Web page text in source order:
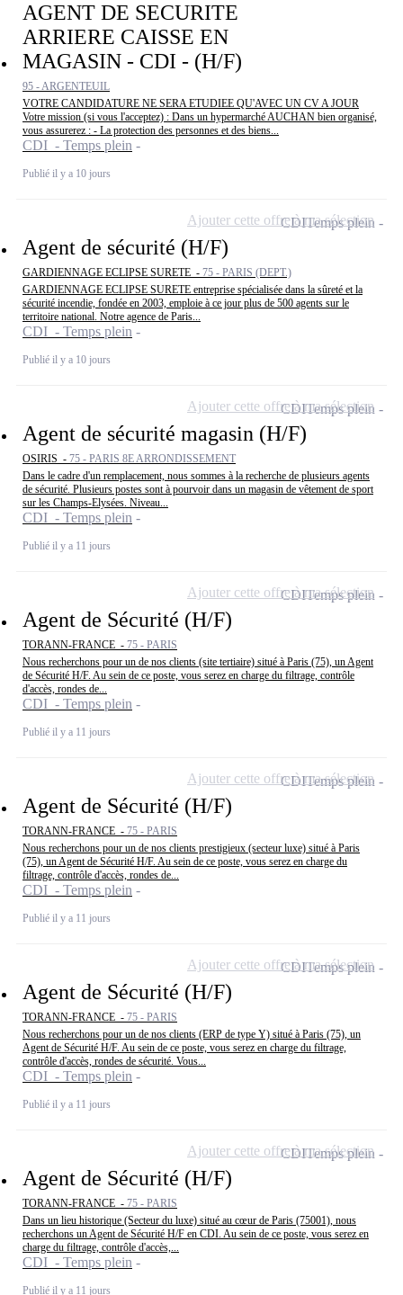
AGENT DE SECURITE
ARRIERE CAISSE EN
MAGASIN - CDI - (H/F)
95 - ARGENTEUIL
VOTRE CANDIDATURE NE SERA ETUDIEE QU'AVEC UN CV A JOUR
Votre mission (si vous l'acceptez) : Dans un hypermarché AUCHAN bien organisé,
vous assurerez : - La protection des personnes et des biens...
CDI - Temps plein
Publié il y a 10 jours
Agent de sécurité (H/F)
GARDIENNAGE ECLIPSE SURETE - 75 - PARIS (DEPT.)
GARDIENNAGE ECLIPSE SURETE entreprise spécialisée dans la sûreté et la
sécurité incendie, fondée en 2003, emploie à ce jour plus de 500 agents sur le
territoire national. Notre agence de Paris...
CDI - Temps plein
Publié il y a 10 jours
CDITemps plein
Ajouter cette offre à ma sélection
Agent de sécurité magasin (H/F)
OSIRIS - 75 - PARIS 8E ARRONDISSEMENT
Dans le cadre d'un remplacement, nous sommes à la recherche de plusieurs agents
de sécurité. Plusieurs postes sont à pourvoir dans un magasin de vêtement de sport
sur les Champs-Elysées. Niveau...
CDI - Temps plein
Publié il y a 11 jours
CDITemps plein
Ajouter cette offre à ma sélection
Agent de Sécurité (H/F)
TORANN-FRANCE - 75 - PARIS
Nous recherchons pour un de nos clients (site tertiaire) situé à Paris (75), un Agent
de Sécurité H/F. Au sein de ce poste, vous serez en charge du filtrage, contrôle
d'accès, rondes de...
CDI - Temps plein
Publié il y a 11 jours
CDITemps plein
Ajouter cette offre à ma sélection
Agent de Sécurité (H/F)
TORANN-FRANCE - 75 - PARIS
Nous recherchons pour un de nos clients prestigieux (secteur luxe) situé à Paris
(75), un Agent de Sécurité H/F. Au sein de ce poste, vous serez en charge du
filtrage, contrôle d'accès, rondes de...
CDI - Temps plein
Publié il y a 11 jours
CDITemps plein
Ajouter cette offre à ma sélection
Agent de Sécurité (H/F)
TORANN-FRANCE - 75 - PARIS
Nous recherchons pour un de nos clients (ERP de type Y) situé à Paris (75), un
Agent de Sécurité H/F. Au sein de ce poste, vous serez en charge du filtrage,
contrôle d'accès, rondes de sécurité. Vous...
CDI - Temps plein
Publié il y a 11 jours
CDITemps plein
Ajouter cette offre à ma sélection
Agent de Sécurité (H/F)
TORANN-FRANCE - 75 - PARIS
Dans un lieu historique (Secteur du luxe) situé au cœur de Paris (75001), nous
recherchons un Agent de Sécurité H/F en CDI. Au sein de ce poste, vous serez en
charge du filtrage, contrôle d'accès,...
CDI - Temps plein
Publié il y a 11 jours
CDITemps plein
Ajouter cette offre à ma sélection